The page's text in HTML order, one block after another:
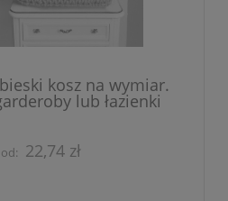
kosz na wymiar.
lub łazienki
22,74 zł